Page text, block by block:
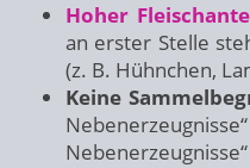
Hoher
an erster Stelle
(z. B. Hühnchen,
Keine